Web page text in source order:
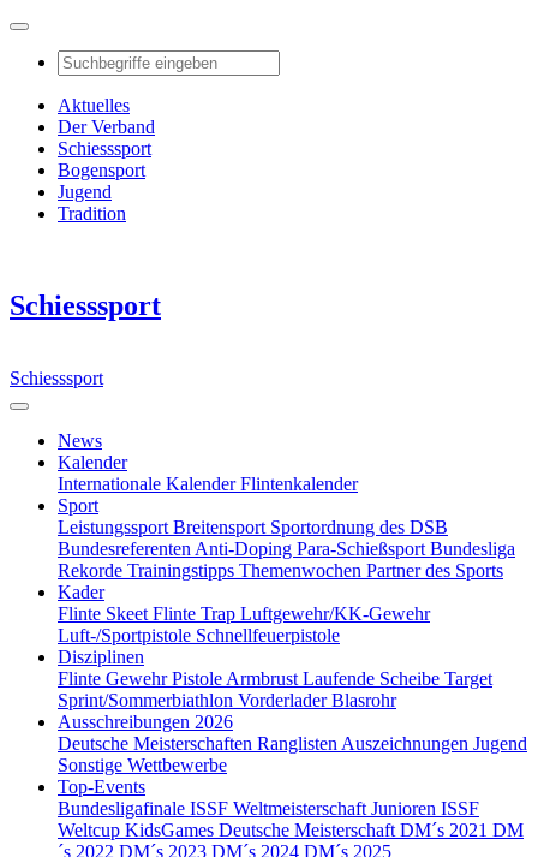
Aktuelles
Der Verband
Schiesssport
Bogensport
Jugend
Tradition
Schiesssport
Schiesssport
News
Kalender
Internationale KalenderFlintenkalender
Sport
Leistungssport Breitensport Sportordnung des DSB
Bundesreferenten Anti-Doping Para-Schießsport Bundesliga
Rekorde Trainingstipps Themenwochen Partner des Sports
Kader
Flinte Skeet Flinte Trap Luftgewehr/KK-Gewehr
Luft-/Sportpistole Schnellfeuerpistole
Disziplinen
Flinte GewehrPistole Armbrust Laufende Scheibe Target
Sprint/Sommerbiathlon VorderladerBlasrohr
Ausschreibungen 2026
Deutsche Meisterschaften Ranglisten Auszeichnungen Jugend
Sonstige Wettbewerbe
Top-Events
Bundesligafinale ISSF Weltmeisterschaft Junioren ISSF
Weltcup KidsGames Deutsche Meisterschaft DM´s 2021 DM
´s 2022 DM´s 2023 DM´s 2024 DM´s 2025